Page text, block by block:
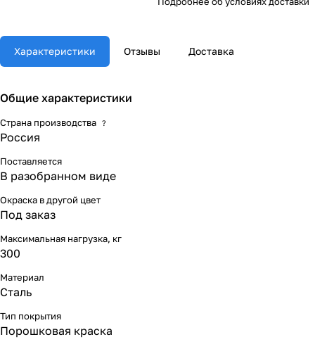
Характеристики Отзывы Доставка
Общие характеристики
Страна производства ?
Россия
Поставляется
В разобранном виде
Окраска в другой цвет
Под заказ
Максимальная нагрузка, кг
300
Материал
Сталь
Тип покрытия
Порошковая краска